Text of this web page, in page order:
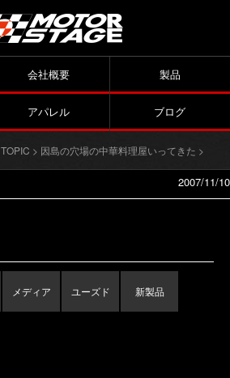
会社概要 製品
アパレル ブログ
TOPIC > 因島の穴場の中華料理屋いってきた >
2007/11/10
メディア ユーズド 新製品